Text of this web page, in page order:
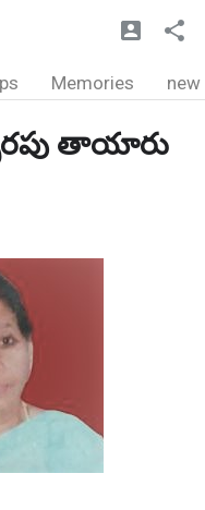
Memories new
తాయారు